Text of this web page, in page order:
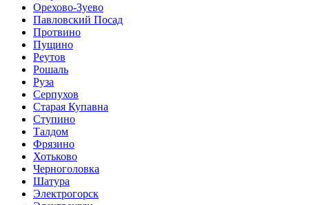
Орехово-Зуево
Павловский Посад
Протвино
Пущино
Реутов
Рошаль
Руза
Серпухов
Старая Купавна
Ступино
Талдом
Фрязино
Хотьково
Черноголовка
Шатура
Электрогорск